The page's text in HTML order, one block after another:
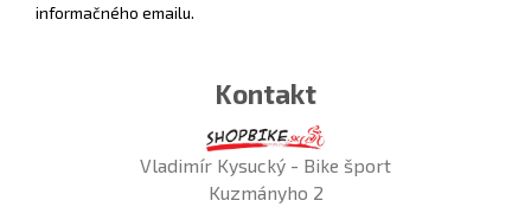
informačného emailu.
Kontakt
Vladimír Kysucký - Bike šport
Kuzmányho 2